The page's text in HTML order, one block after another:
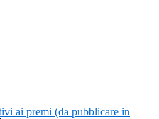
ai premi (da pubblicare in